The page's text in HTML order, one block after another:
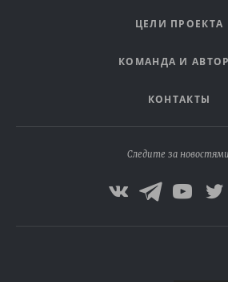
ЦЕЛИ ПРОЕКТА
КОМАНДА И
КОНТАКТЫ
Следите за